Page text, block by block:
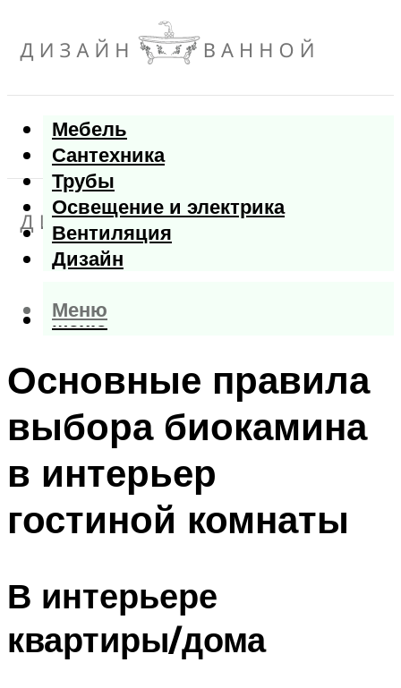
Мебель
Сантехника
Трубы
Освещение и электрика
Вентиляция
Дизайн
Меню
Меню
Основные правила
выбора биокамина
в интерьер
гостиной комнаты
В интерьере
квартиры/дома